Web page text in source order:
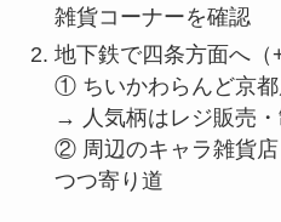
雑貨コーナーを確認
地下鉄で四条方面へ（
① ちいかわらんど京都
→ 人気柄はレジ販売
② 周辺のキャラ雑貨
つつ寄り道